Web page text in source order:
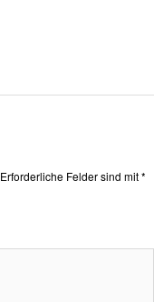
Erforderliche Felder sind mit*